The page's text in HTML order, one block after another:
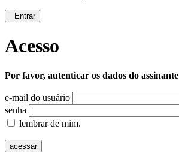
Entrar
Acesso
Por favor, autenticar os dados do assinante
e-mail do usuário
senha
lembrar de mim.